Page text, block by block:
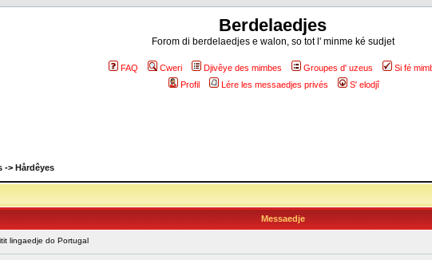
Berdelaedjes
Forom di berdelaedjes e walon, so tot l' minme ké sudjet
FAQ Cweri Djivêye des mimbes Groupes d' uzeus
Si fé
Profil
Lére les messaedjes privés S' elodjî
-> Hårdêyes
Messaedje
lingaedje do Portugal